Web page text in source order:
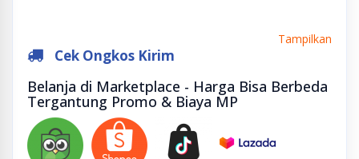
Cek Ongkos Kirim
Tampilkan
Belanja di Marketplace - Harga Bisa Berbeda
Tergantung Promo & Biaya MP